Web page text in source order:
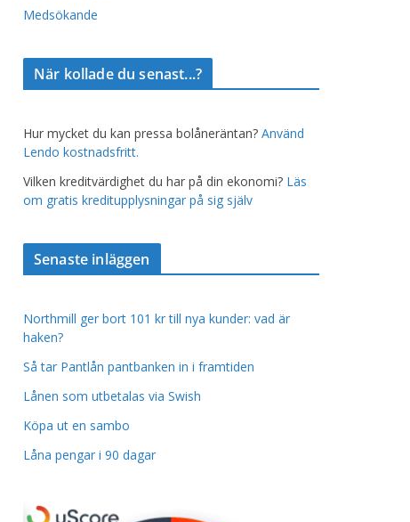
Medsökande
När kollade du senast...?
Hur mycket du kan pressa bolåneräntan? Använd
Lendo kostnadsfritt.
Vilken kreditvärdighet du har på din ekonomi? Läs
om gratis kreditupplysningar på sig själv
Senaste inläggen
Northmill ger bort 101 kr till nya kunder: vad är
haken?
Så tar Pantlån pantbanken in i framtiden
Lånen som utbetalas via Swish
Köpa ut en sambo
Låna pengar i 90 dagar